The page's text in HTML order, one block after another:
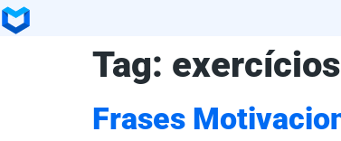
Tag:
Frases